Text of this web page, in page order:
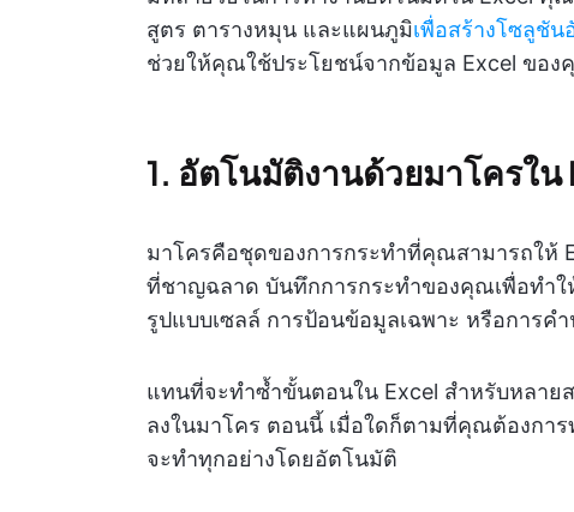
สูตร ตารางหมุน และแผนภูมิเพื่อสร้างโซลูชัน
ช่วยให้คุณใช้ประโยชน์จากข้อมูล Excel ของ
1. อัตโนมัติงานด้วยมาโครใน
มาโครคือชุดของการกระทำที่คุณสามารถให้
ที่ชาญฉลาด บันทึกการกระทำของคุณเพื่อทำใ
รูปแบบเซลล์ การป้อนข้อมูลเฉพาะ หรือการ
แทนที่จะทำซ้ำขั้นตอนใน Excel สำหรับหลาย
ลงในมาโคร ตอนนี้ เมื่อใดก็ตามที่คุณต้องการ
จะทำทุกอย่างโดยอัตโนมัติ